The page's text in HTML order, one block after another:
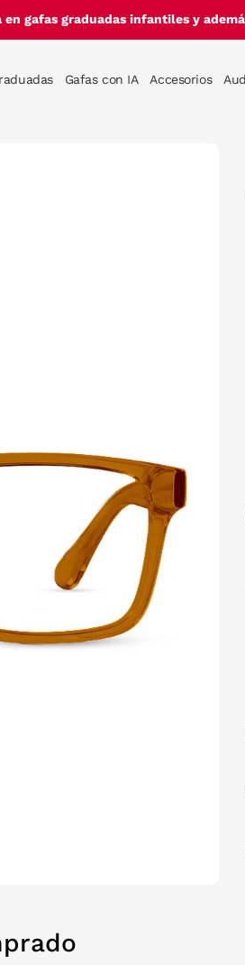
gafas graduadas infantiles y
Gafas con IA Accesorios